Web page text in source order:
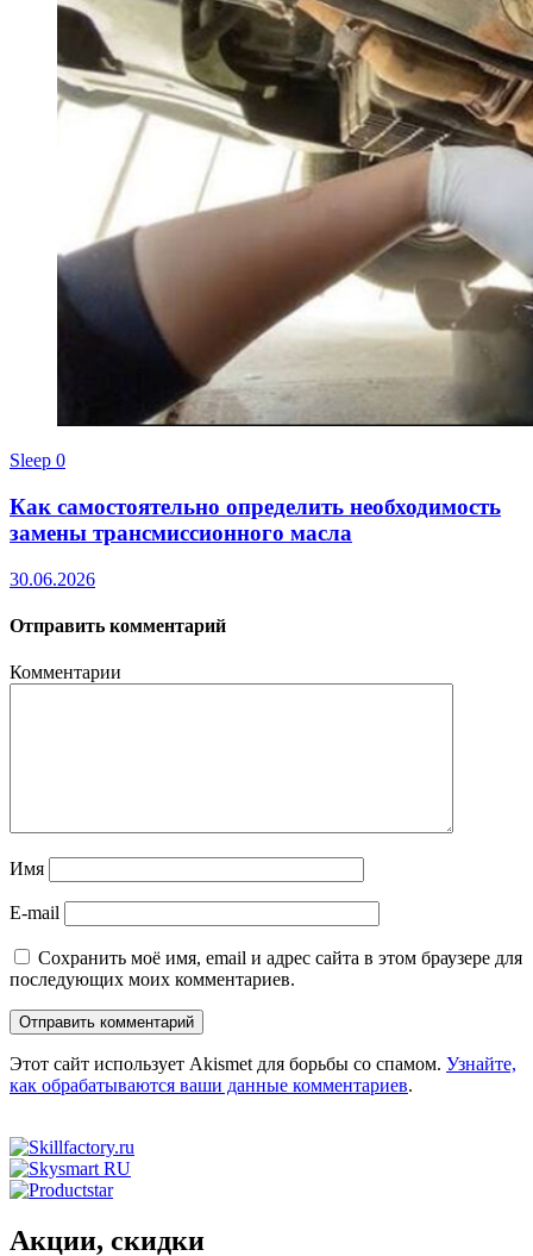
Sleep 0
Как самостоятельно определить необходимость
замены трансмиссионного масла
30.06.2026
Отправить комментарий
Комментарии
Имя
E-mail
Сохранить моё имя, email и адрес сайта в этом браузере для
последующих моих комментариев.
Этот сайт использует Akismet для борьбы со спамом. Узнайте,
как обрабатываются ваши данные комментариев.
Акции, скидки